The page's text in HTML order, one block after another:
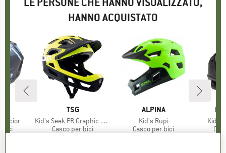
HANNO ACQUISTATO
bici
MARCHIO
TSG
Articolo
Kid's Seek FR Graphic Design
Gruppo di prodotti
Casco per bici
MARCHIO
ALPINA
Articolo
Kid's Rupi
Gruppo di prodotti
Casco per bici
Kid's